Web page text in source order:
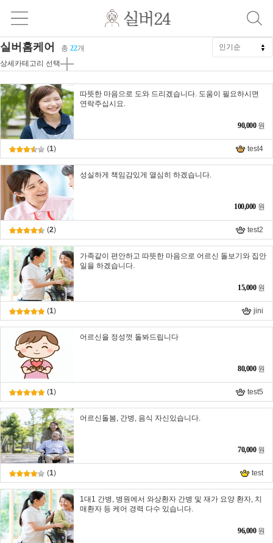
실버홈케어 총 22개
상세카테고리 선택
따뜻한 마음으로 도와 드리겠습니다. 도움이 필요하시면
연락주십시요.
90,000 원
(1) test4
성실하게 책임감있게 열심히 하겠습니다.
100,000 원
(2) test2
가족같이 편안하고 따뜻한 마음으로 어르신 돌보기와 집안
일을 하겠습니다.
15,000 원
(1) jini
어르신을 정성껏 돌봐드립니다
80,000 원
(1) test5
어르신돌봄, 간병, 음식 자신있습니다.
70,000 원
(1) test
1대1 간병, 병원에서 와상환자 간병 및 재가 요양 환자, 치
매환자 등 케어 경력 다수 있습니다.
96,000 원